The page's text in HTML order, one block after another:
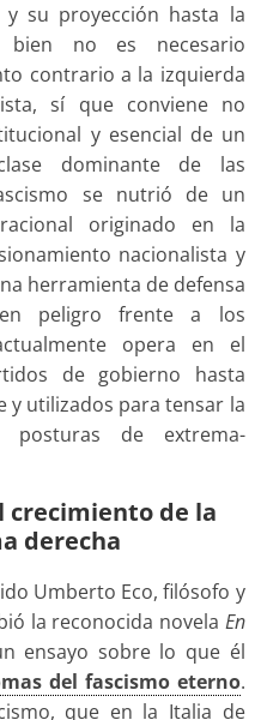
y su proyección hasta la
bien no es necesario
contrario a la izquierda
sí que conviene no
y esencial de un
dominante de las
se nutrió de un
originado en la
nacionalista y
herramienta de defensa
peligro frente a los
opera en el
de gobierno hasta
utilizados para tensar la
posturas de extrema-
crecimiento de la
derecha
Umberto Eco, filósofo y
la reconocida novela En
ensayo sobre lo que él
del fascismo eterno.
que en la Italia de